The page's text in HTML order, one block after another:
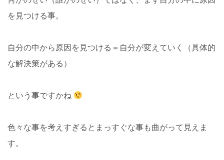
を見つける事。
自分の中から原因を見つける＝自分が変えていく（具体的
な解決策がある）
という事ですかね
色々な事を考えすぎるとまっすぐな事も曲がって見えま
す。